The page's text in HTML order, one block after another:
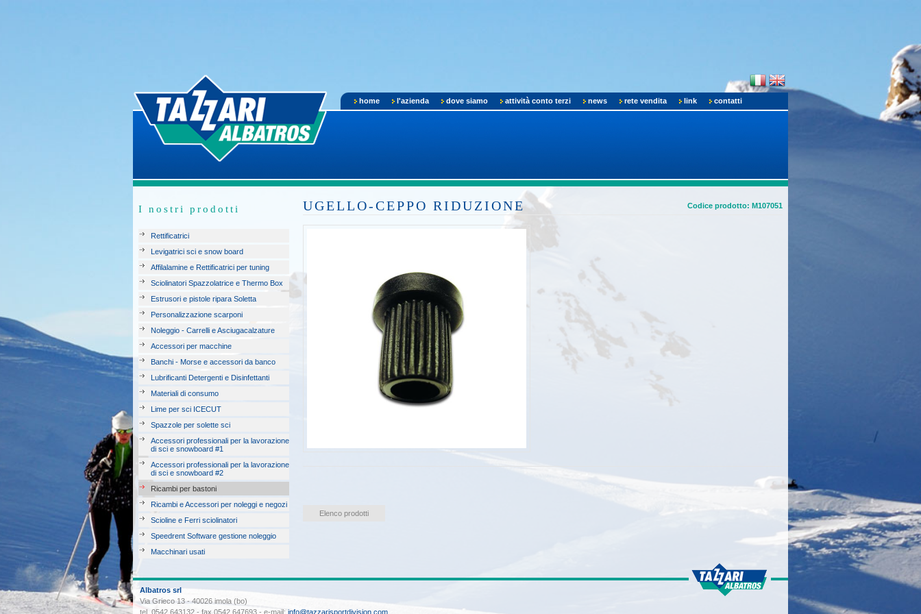
home l'azienda dove siamo attività conto terzi news rete vendita link contatti
I nostri prodotti
Rettificatrici
Levigatrici sci e snow board
Affilalamine e Rettificatrici per tuning
Sciolinatori Spazzolatrice e Thermo Box
Estrusori e pistole ripara Soletta
Personalizzazione scarponi
Noleggio - Carrelli e Asciugacalzature
Accessori per macchine
Banchi - Morse e accessori da banco
Lubrificanti Detergenti e Disinfettanti
Materiali di consumo
Lime per sci ICECUT
Spazzole per solette sci
Accessori professionali per la lavorazione
di sci e snowboard #1
Accessori professionali per la lavorazione
di sci e snowboard #2
Ricambi per bastoni
Ricambi e Accessori per noleggi e negozi
Scioline e Ferri sciolinatori
Speedrent Software gestione noleggio
Macchinari usati
UGELLO-CEPPO RIDUZIONE Codice prodotto: M107051
Elenco prodotti
Albatros srl
Via Grieco 13 - 40026 imola (bo)
tel. 0542 643132 - fax 0542 647693 - e-mail: info@tazzarisportdivision.com